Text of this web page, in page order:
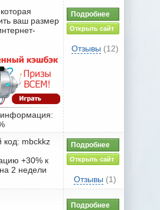
ваш размер
Подробнее
Открыть сайт
Отзывы (12)
код: mbckkz
+30% к
2 недели
Подробнее
Открыть сайт
Отзывы (1)
Подробнее